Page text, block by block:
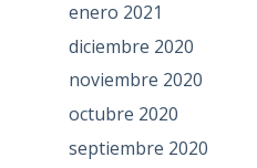
enero 2021
diciembre 2020
noviembre 2020
octubre 2020
septiembre 2020